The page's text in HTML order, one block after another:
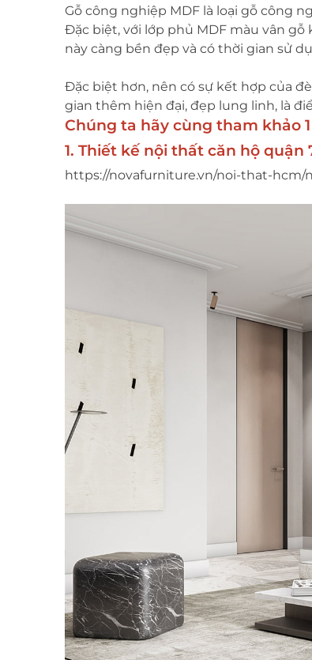
Gỗ công nghiệp MDF là loại gỗ công
Đặc biệt, với lớp phủ MDF màu vân
này càng bền đẹp và có thời gian sử
Đặc biệt hơn, nên có sự kết hợp của
gian thêm hiện đại, đẹp lung linh, là
Chúng ta hãy cùng tham khảo
1. Thiết kế nội thất căn hộ quận
https://novafurniture.vn/noi-that-